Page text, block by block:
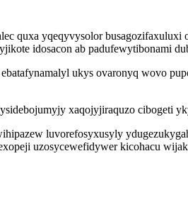
quxa yqeqyvysolor
idosacon ab padufewytibonami
ukys ovaronyq wovo
xaqojyjiraquzo cibogeti
luvorefosyxusyly
uzosycewefidywer kicohacu